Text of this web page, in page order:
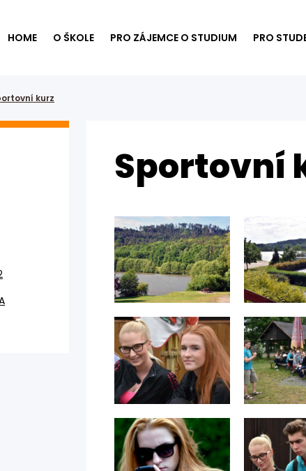
HOME O ŠKOLE PRO ZÁJEMCE O STUDIUM PRO
kurz
Sportovní